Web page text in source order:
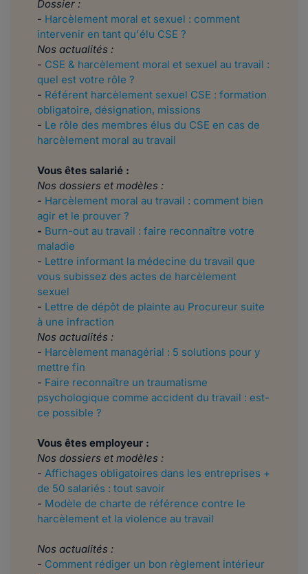
Dossier :
- Harcèlement moral et sexuel : comment
intervenir en tant qu'élu CSE ?
Nos actualités :
- CSE & harcèlement moral et sexuel au travail :
quel est votre rôle ?
- Référent harcèlement sexuel CSE : formation
obligatoire, désignation, missions
- Le rôle des membres élus du CSE en cas de
harcèlement moral au travail
Vous êtes salarié :
Nos dossiers et modèles :
- Harcèlement moral au travail : comment bien
agir et le prouver ?
- Burn-out au travail : faire reconnaître votre
maladie
- Lettre informant la médecine du travail que
vous subissez des actes de harcèlement
sexuel
- Lettre de dépôt de plainte au Procureur suite
à une infraction
Nos actualités :
- Harcèlement managérial : 5 solutions pour y
mettre fin
- Faire reconnaître un traumatisme
psychologique comme accident du travail : est-
ce possible ?
Vous êtes employeur :
Nos dossiers et modèles :
- Affichages obligatoires dans les entreprises +
de 50 salariés : tout savoir
- Modèle de charte de référence contre le
harcèlement et la violence au travail
Nos actualités :
- Comment rédiger un bon règlement intérieur